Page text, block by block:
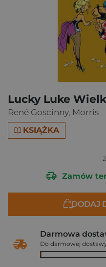
Lucky Luke
René Goscinny, Morris
KSIĄŻKA
Zamów
DODAJ
Darmowa
Do darmowej